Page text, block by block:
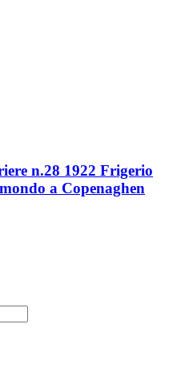
n.28 1922 Frigerio
a Copenaghen